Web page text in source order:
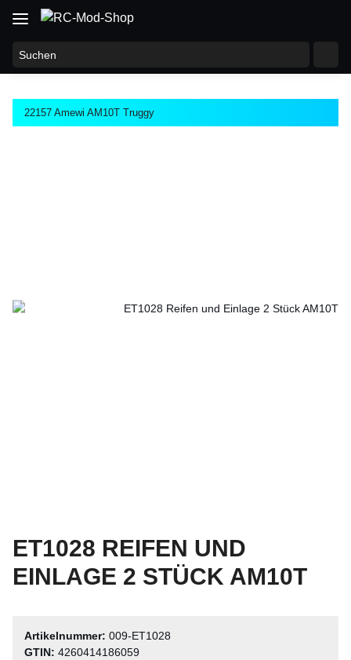
22157 Amewi AM10T Truggy
ET1028 REIFEN UND
EINLAGE 2 STÜCK AM10T
Artikelnummer: 009-ET1028
GTIN: 4260414186059